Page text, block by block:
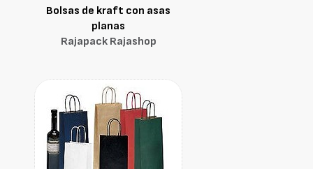
Bolsas de kraft con asas
planas
Rajapack Rajashop